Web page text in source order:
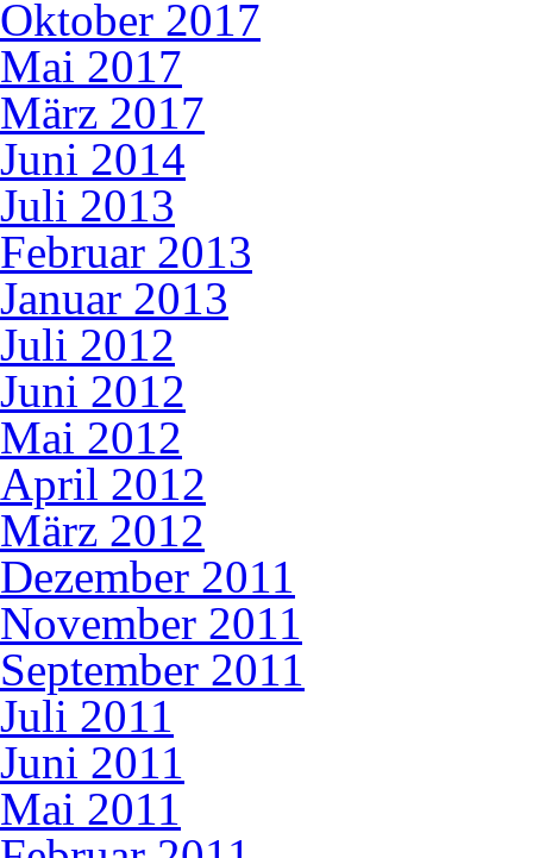
Oktober 2017
Mai 2017
März 2017
Juni 2014
Juli 2013
Februar 2013
Januar 2013
Juli 2012
Juni 2012
Mai 2012
April 2012
März 2012
Dezember 2011
November 2011
September 2011
Juli 2011
Juni 2011
Mai 2011